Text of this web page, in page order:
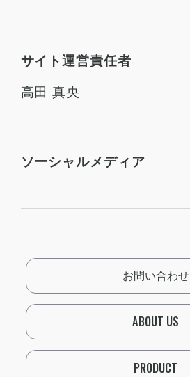
サイト運営責任者
高田 真央
ソーシャルメディア
お問い合わせ
ABOUT US
PRODUCT